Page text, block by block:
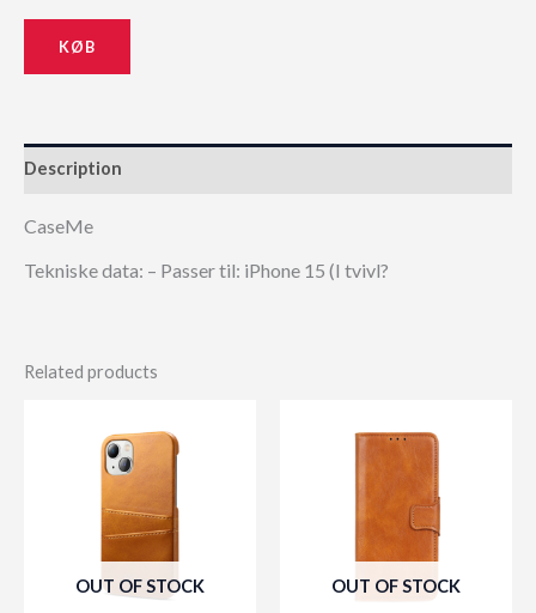
KØB
Description
CaseMe
Tekniske data: – Passer til: iPhone 15 (I tvivl?
Related products
OUT OF STOCK OUT OF STOCK